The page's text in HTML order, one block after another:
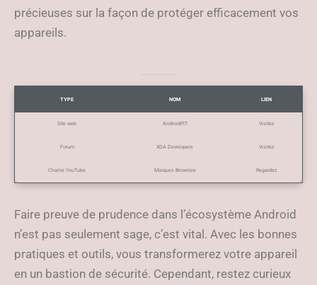
précieuses sur la façon de protéger efficacement vos
appareils.
TYPE NOM LIEN
Site web AndroidPIT Visitez
Forum XDA Developers Visitez
Chaîne YouTube Marques Brownlee Regardez
Faire preuve de prudence dans l’écosystème Android
n’est pas seulement sage, c’est vital. Avec les bonnes
pratiques et outils, vous transformerez votre appareil
en un bastion de sécurité. Cependant, restez curieux